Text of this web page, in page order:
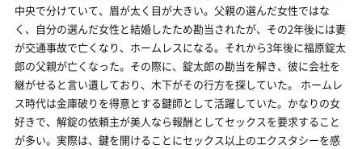
中央で分けていて、眉が太く目が大きい。父親の選んだ女性ではな
く、自分の選んだ女性と結婚したため勘当されたが、その2年後には妻
が交通事故で亡くなり、ホームレスになる。それから3年後に福原錠太
郎の父親が亡くなった。その際に、錠太郎の勘当を解き、彼に会社を
継がせると言い遺しており、木下がその行方を探していた。 ホームレ
ス時代は金庫破りを得意とする鍵師として活躍していた。かなりの女
好きで、解錠の依頼主が美人なら報酬としてセックスを要求すること
が多い。実際は、鍵を開けることにセックス以上のエクスタシーを感